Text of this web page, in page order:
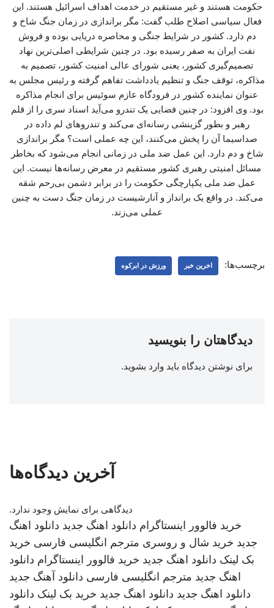
حکومت هستند و غیر مستقیم در خدمت اهداف اسرائیل هستند. این
فعال سیاسی اصلاح طلب گفت: مگر براندازی در زمان جنگ شاخ و
دم دارد. کشور در شرایط جنگی و محاصره دریایی بوده و فروش
نفت ایران به صفر رسیده بود. در چنین شرایطی اصلی‌ترین نهاد
تصمیم‌گیری کشور، یعنی شورای عالی امنیت کشور، تصمیم به
مذاکره، توقف جنگ و تنظیم یادداشت تفاهم گرفته و رئیس مجلس به
عنوان نماینده کشور در فرودگاه عازم سوئیس برای انجام مذاکره
بود. وی افزود: در چنین فضایی یک تندرو می‌آید اسناد سری را از قلم
رهبر و بطور گزینشی رسانه‌ای می‌کند و تندروهای لم داده در
صداسیما آن را پخش می‌کنند، این چه عملی است؟ مگر براندازی
شاخ و دم دارد. این عمل ضد ملی در زمانی انجام می‌شود که بخاطر
مسائل امنیتی رهبری کشور مستقیم در معرض رسانه‌ها نیست. این
عمل ضد ملی یکپارچگی حکومت را در برابر دشمن بی‌رحم شقه
می‌کند. در واقع یک برانداز و آنارشیست در زمان جنگ دست به چنین
عملی می‌زند.
برچسب‌ها: اخرین خبر ورزش در ابرکوه
دیدگاهتان را بنویسید
برای نوشتن دیدگاه باید وارد بشوید.
آخرین دیدگاه‌ها
دیدگاهی برای نمایش وجود ندارد.
خرید فالوور اینستاگرام دانلود اهنگ جدید دانلود اهنگ
جدید خرید شال و روسری مترجم انگلیسی فارسی خرید
بک لینک دانلود اهنگ جدید خرید فالوور اینستاگرام دانلود
اهنگ جدید مترجم انگلیسی فارسی دانلود آهنگ جدید
دانلود اهنگ جدید دانلود اهنگ جدید خرید بک لینک دانلود